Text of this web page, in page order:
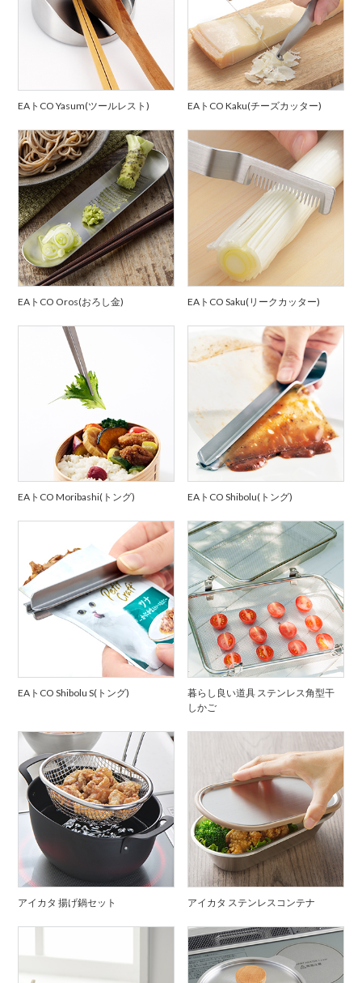
EAトCO Yasum(ツールレスト) EAトCO Kaku(チーズカッター)
EAトCO Oros(おろし金) EAトCO Saku(リークカッター)
EAトCO Moribashi(トング) EAトCO Shibolu(トング)
EAトCO Shibolu S(トング)
暮らし良い道具 ステンレス角型干
しかご
アイカタ 揚げ鍋セット アイカタ ステンレスコンテナ